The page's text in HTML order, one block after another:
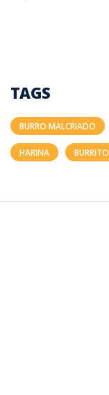
TAGS
BURRO MALCRIADO
HARINA BURRITO